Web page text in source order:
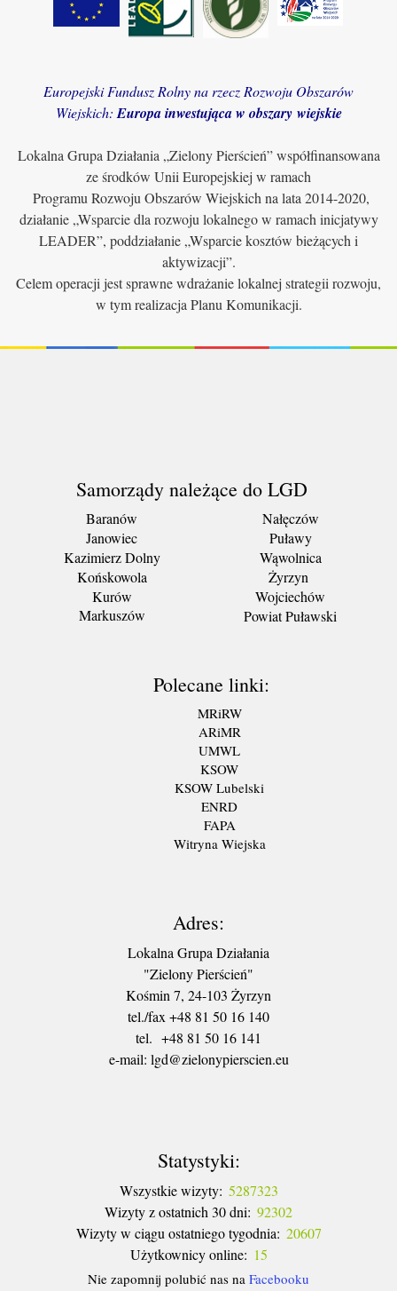
Europejski Fundusz Rolny na rzecz Rozwoju Obszarów
Wiejskich: Europa inwestująca w obszary wiejskie
Lokalna Grupa Działania „Zielony Pierścień” współfinansowana
ze środków Unii Europejskiej w ramach
Programu Rozwoju Obszarów Wiejskich na lata 2014-2020,
działanie „Wsparcie dla rozwoju lokalnego w ramach inicjatywy
LEADER”, poddziałanie „Wsparcie kosztów bieżących i
aktywizacji”.
Celem operacji jest sprawne wdrażanie lokalnej strategii rozwoju,
w tym realizacja Planu Komunikacji.
Samorządy należące do LGD
Baranów
Janowiec
Kazimierz Dolny
Końskowola
Kurów
Markuszów
Nałęczów
Puławy
Wąwolnica
Żyrzyn
Wojciechów
Powiat Puławski
Polecane linki:
MRiRW
ARiMR
UMWL
KSOW
KSOW Lubelski
ENRD
FAPA
Witryna Wiejska
Adres:
Lokalna Grupa Działania
"Zielony Pierścień"
Kośmin 7, 24-103 Żyrzyn
tel./fax +48 81 50 16 140
tel. +48 81 50 16 141
​e-mail: lgd@zielonypierscien.eu
Statystyki:
Wszystkie wizyty: 5287323
Wizyty z ostatnich 30 dni: 92302
Wizyty w ciągu ostatniego tygodnia: 20607
Użytkownicy online: 15
Nie zapomnij polubić nas na Facebooku